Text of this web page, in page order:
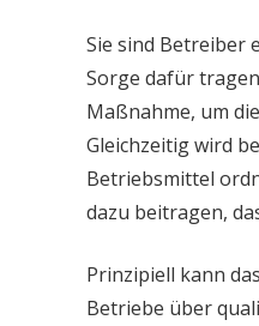
Sie sind Betreiber
Sorge dafür
Maßnahme, um
Gleichzeitig wird
Betriebsmittel
dazu beitragen,
Prinzipiell kann
Betriebe über